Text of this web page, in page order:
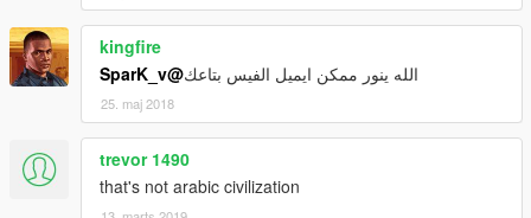
kingfire
الله ينور ممكن ايميل الفيس بتاعك@SparK_v
25. maj 2018
trevor 1490
that's not arabic civilization